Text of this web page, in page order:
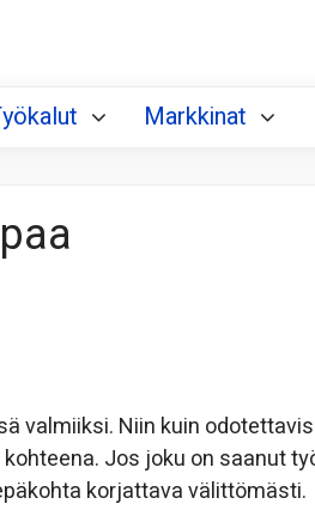
Markkinat
valmiiksi. Niin kuin
Jos joku on saanut
korjattava välittömästi.